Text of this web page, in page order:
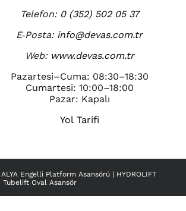
Telefon: 0 (352) 502 05 37
E‑Posta: info@devas.com.tr
Web: www.devas.com.tr
Pazartesi–Cuma: 08:30–18:30
Cumartesi: 10:00–18:00
Pazar: Kapalı
Yol Tarifi
ALYA Engelli Platform Asansörü | HYDROLIFT
Tubelift Oval Asansör